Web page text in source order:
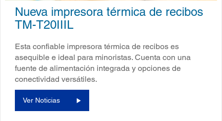
Nueva impresora térmica de recibos
TM-T20IIIL
Esta confiable impresora térmica de recibos es
asequible e ideal para minoristas. Cuenta con una
fuente de alimentación integrada y opciones de
conectividad versátiles.
Ver Noticias